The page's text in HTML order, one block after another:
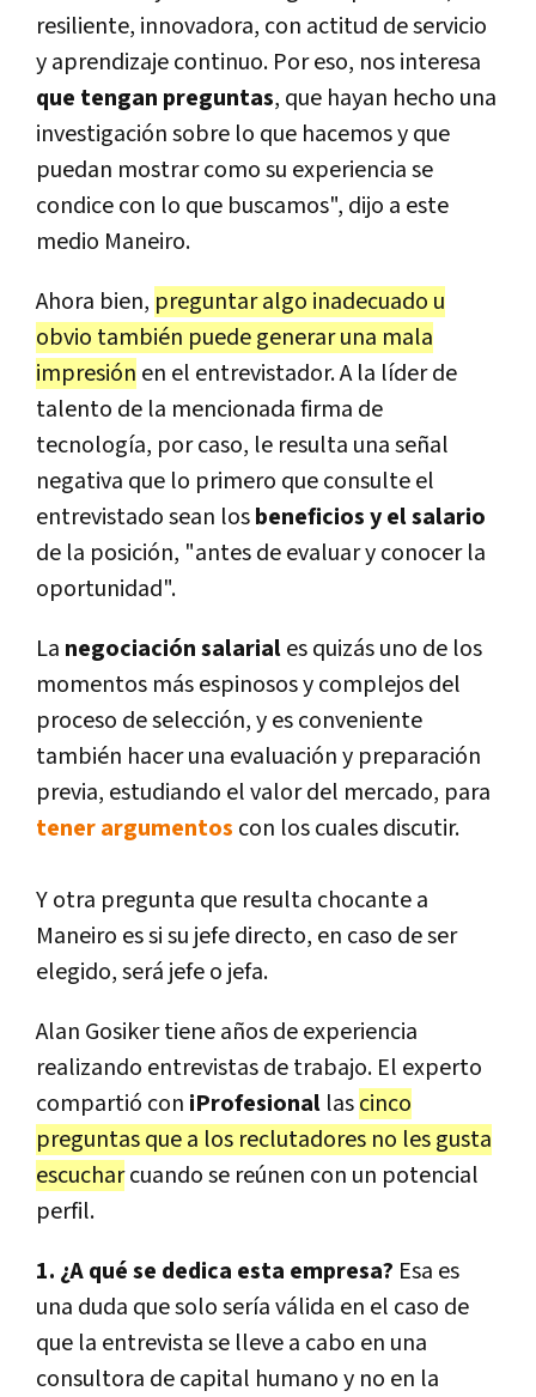
resiliente, innovadora, con actitud de servicio
y aprendizaje continuo. Por eso, nos interesa
que tengan preguntas, que hayan hecho una
investigación sobre lo que hacemos y que
puedan mostrar como su experiencia se
condice con lo que buscamos", dijo a este
medio Maneiro.
Ahora bien, preguntar algo inadecuado u
obvio también puede generar una mala
impresión en el entrevistador. A la líder de
talento de la mencionada firma de
tecnología, por caso, le resulta una señal
negativa que lo primero que consulte el
entrevistado sean losbeneficios y el salario
de la posición, "antes de evaluar y conocer la
oportunidad".
La negociación salariales quizás uno de los
momentos más espinosos y complejos del
proceso de selección, y es conveniente
también hacer una evaluación y preparación
previa, estudiando el valor del mercado, para
tener argumentos con los cuales discutir.
Y otra pregunta que resulta chocante a
Maneiro es si su jefe directo, en caso de ser
elegido, será jefe o jefa.
Alan Gosiker tiene años de experiencia
realizando entrevistas de trabajo. El experto
compartió con iProfesional lascinco
preguntas que a los reclutadores no les gusta
escucharcuando se reúnen con un potencial
perfil.
1. ¿A qué se dedica esta empresa? Esa es
una duda que solo sería válida en el caso de
que la entrevista se lleve a cabo en una
consultora de capital humano y no en la